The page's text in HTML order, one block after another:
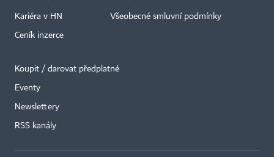
Kariéra v HN
Ceník inzerce
Všeobecné smluvní podmínky
Koupit / darovat předplatné
Eventy
Newslettery
RSS kanály